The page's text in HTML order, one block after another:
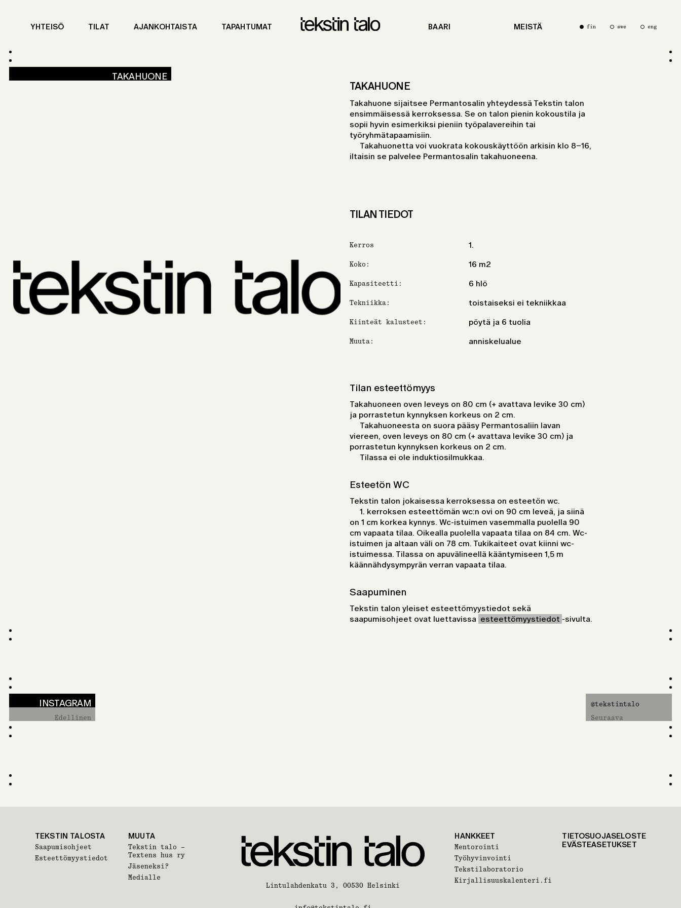
YHTEISÖ TILAT AJANKOHTAISTA TAPAHTUMAT BAARI MEISTÄ fin swe eng
TAKAHUONE
TAKAHUONE
Takahuone sijaitsee Permantosalin yhteydessä Tekstin talon
ensimmäisessä kerroksessa. Se on talon pienin kokoustila ja
sopii hyvin esimerkiksi pieniin työpalavereihin tai
työryhmätapaamisiin.
Takahuonetta voi vuokrata kokouskäyttöön arkisin klo 8–16,
iltaisin se palvelee Permantosalin takahuoneena.
TILAN TIEDOT
Kerros 1.
Koko: 16 m2
Kapasiteetti: 6 hlö
Tekniikka: toistaiseksi ei tekniikkaa
Kiinteät kalusteet: pöytä ja 6 tuolia
Muuta: anniskelualue
Tilan esteettömyys
Takahuoneen oven leveys on 80 cm (+ avattava levike 30 cm)
ja porrastetun kynnyksen korkeus on 2 cm.
Takahuoneesta on suora pääsy Permantosaliin lavan
viereen, oven leveys on 80 cm (+ avattava levike 30 cm) ja
porrastetun kynnyksen korkeus on 2 cm.
Tilassa ei ole induktiosilmukkaa.
Esteetön WC
Tekstin talon jokaisessa kerroksessa on esteetön wc.
1. kerroksen esteettömän wc:n ovi on 90 cm leveä, ja siinä
on 1 cm korkea kynnys. Wc-istuimen vasemmalla puolella 90
cm vapaata tilaa. Oikealla puolella vapaata tilaa on 84 cm. Wc-
istuimen ja altaan väli on 78 cm. Tukikaiteet ovat kiinni wc-
istuimessa. Tilassa on apuvälineellä kääntymiseen 1,5 m
käännähdysympyrän verran vapaata tilaa.
Saapuminen
Tekstin talon yleiset esteettömyystiedot sekä
saapumisohjeet ovat luettavissa esteettömyystiedot -sivulta.
INSTAGRAM @tekstintalo
Edellinen Seuraava
TEKSTIN TALOSTA
Saapumisohjeet
Esteettömyystiedot
MUUTA
Tekstin talo –
Textens hus ry
Jäseneksi?
Medialle
Lintulahdenkatu 3, 00530 Helsinki
HANKKEET
Mentorointi
Työhyvinvointi
Tekstilaboratorio
Kirjallisuuskalenteri.fi
TIETOSUOJASELOSTE
EVÄSTEASETUKSET